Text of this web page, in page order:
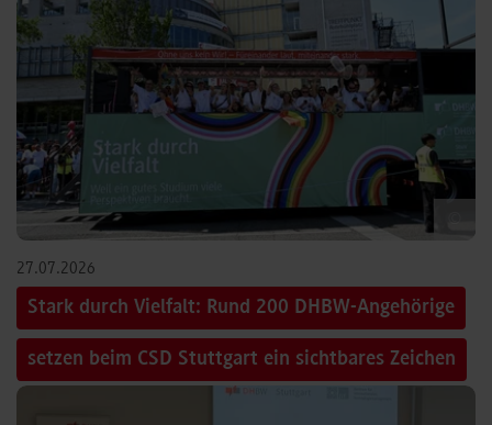
27.07.2026
Stark durch Vielfalt: Rund 200 DHBW-Angehörige
setzen beim CSD Stuttgart ein sichtbares Zeichen